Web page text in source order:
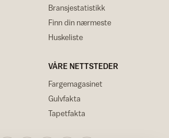
Bransjestatistikk
Finn din nærmeste
Huskeliste
VÅRE NETTSTEDER
Fargemagasinet
Gulvfakta
Tapetfakta